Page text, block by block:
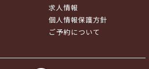
求人情報
個人情報保護方針
ご予約について